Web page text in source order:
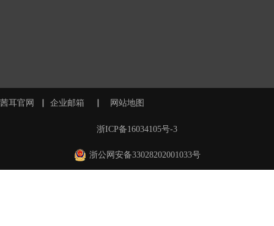
茜耳官网 企业邮箱 网站地图
浙ICP备16034105号-3
浙公网安备33028202001033号